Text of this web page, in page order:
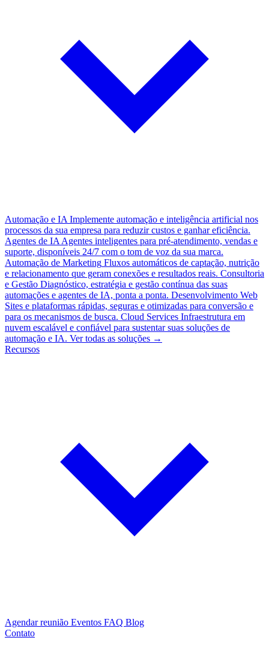
Automação e IA Implemente automação e inteligência artificial nos
processos da sua empresa para reduzir custos e ganhar eficiência.
Agentes de IAAgentes inteligentes para pré-atendimento, vendas e
suporte, disponíveis 24/7 com o tom de voz da sua marca.
Automação de Marketing Fluxos automáticos de captação, nutrição
e relacionamento que geram conexões e resultados reais. Consultoria
e Gestão Diagnóstico, estratégia e gestão contínua das suas
automações e agentes de IA, ponta a ponta. Desenvolvimento Web
Sites e plataformas rápidas, seguras e otimizadas para conversão e
para os mecanismos de busca. Cloud Services Infraestrutura em
nuvem escalável e confiável para sustentar suas soluções de
automação e IA. Ver todas as soluções →
Recursos
Agendar reunião Eventos FAQ Blog
Contato